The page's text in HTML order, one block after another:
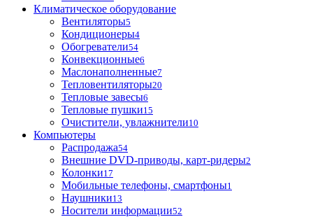
Климатическое оборудование
Вентиляторы5
Кондиционеры4
Обогреватели54
Конвекционные6
Маслонаполненные7
Тепловентиляторы20
Тепловые завесы6
Тепловые пушки15
Очистители, увлажнители10
Компьютеры
Распродажа54
Внешние DVD-приводы, карт-ридеры2
Колонки17
Мобильные телефоны, смартфоны1
Наушники13
Носители информации52